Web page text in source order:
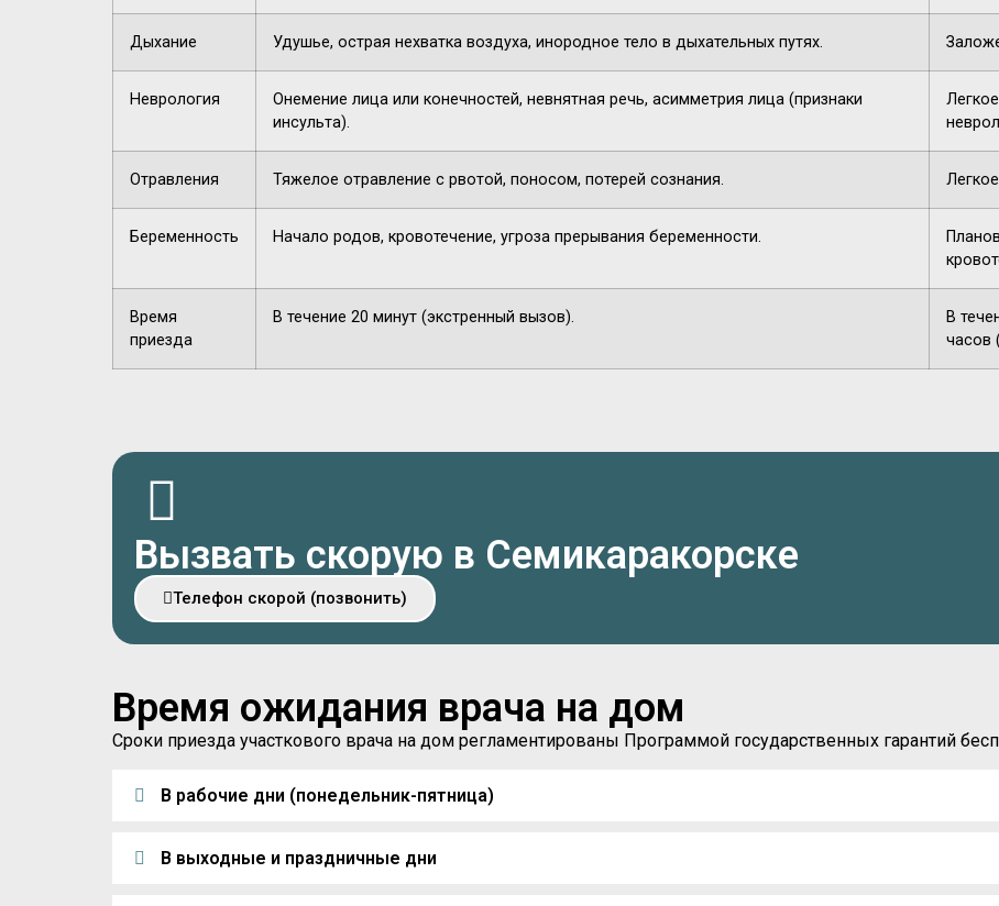
Дыхание Удушье, острая нехватка воздуха, инородное тело в дыхательных путях.
Неврология
Онемение лица или конечностей, невнятная речь, асимметрия лица (признаки
инсульта).
Отравления Тяжелое отравление с рвотой, поносом, потерей сознания.
Беременность Начало родов, кровотечение, угроза прерывания беременности.
Время
приезда
В течение 20 минут (экстренный вызов).
В
часов
Вызвать скорую в Семикаракорске
Телефон скорой (позвонить)
Время ожидания врача на дом
Сроки приезда участкового врача на дом регламентированы Программой государственных гарантий
В рабочие дни (понедельник-пятница)
В выходные и праздничные дни